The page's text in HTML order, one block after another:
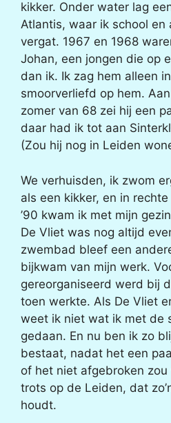
kikker. Onder water lag
Atlantis, waar ik school en
vergat. 1967 en 1968
Johan, een jongen die op
dan ik. Ik zag hem alleen
smoorverliefd op hem.
zomer van 68 zei hij een
daar had ik tot aan
(Zou hij nog in Leiden
We verhuisden, ik zwom
als een kikker, en in
’90 kwam ik met mijn
De Vliet was nog altijd
zwembad bleef een
bijkwam van mijn werk.
gereorganiseerd werd bij
toen werkte. Als De Vliet
weet ik niet wat ik met de
gedaan. En nu ben ik zo
bestaat, nadat het een
of het niet afgebroken
trots op de Leiden, dat
houdt.